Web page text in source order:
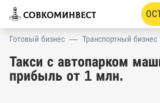
Готовый бизнес — Транспортный бизнес
Такси с автопарком
прибыль от 1 млн.